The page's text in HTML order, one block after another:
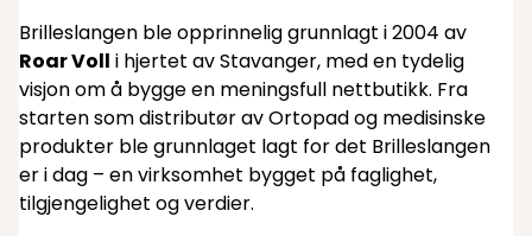
Brilleslangen ble opprinnelig grunnlagt i 2004 av
Roar Voll i hjertet av Stavanger, med en tydelig
visjon om å bygge en meningsfull nettbutikk. Fra
starten som distributør av Ortopad og medisinske
produkter ble grunnlaget lagt for det Brilleslangen
er i dag – en virksomhet bygget på faglighet,
tilgjengelighet og verdier.